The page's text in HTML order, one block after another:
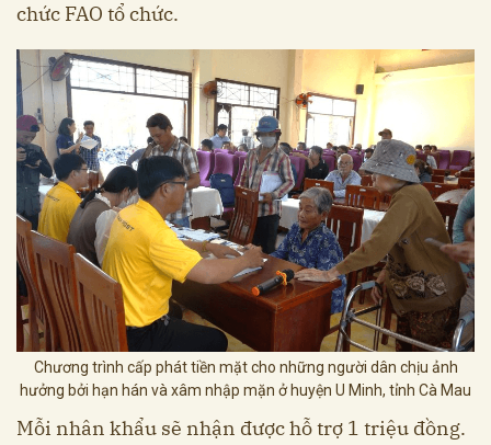
chức FAO tổ chức.
Chương trình cấp phát tiền mặt cho những người dân chịu ảnh
hưởng bởi hạn hán và xâm nhập mặn ở huyện U Minh, tỉnh Cà Mau
Mỗi nhân khẩu sẽ nhận được hỗ trợ 1 triệu đồng.